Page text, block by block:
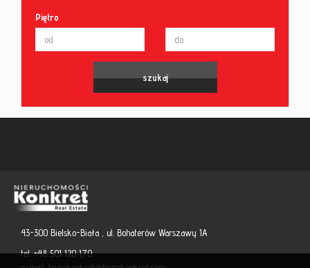
Piętro
43-300 Bielsko-Biała , ul. Bohaterów Warszawy 1A
tel. +48 501 120 170